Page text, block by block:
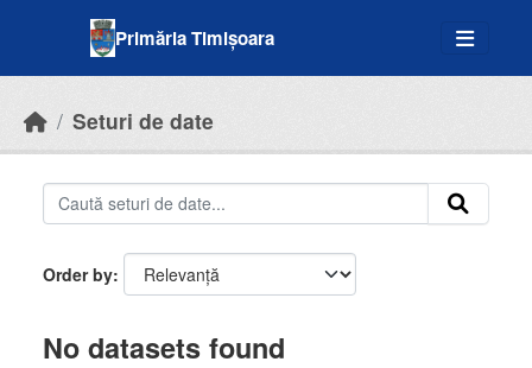
Primăria Timișoara
Seturi de date
Order by
No datasets found